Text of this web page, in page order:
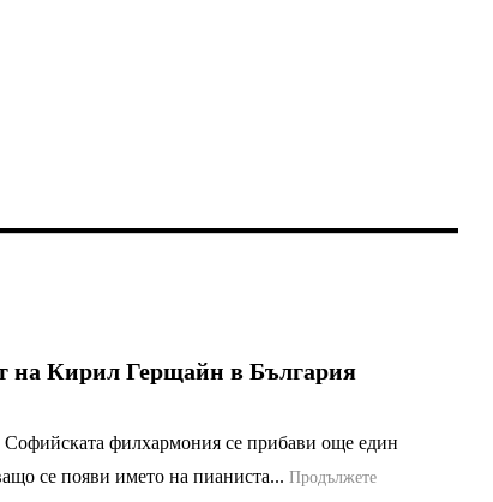
на Кирил Герщайн в България
филхармония се прибави още един
се появи името на пианиста... Продължете